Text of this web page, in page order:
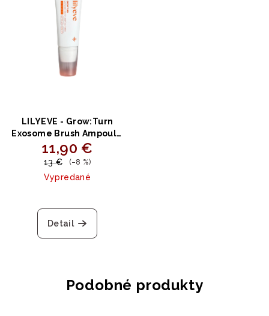
LILYEVE - Grow:Turn
Exosome Brush Ampoule
MINI - Ampoula pre
hustejšie a silnejšie vlasy
11,90 €
13 € (–8 %)
Vypredané
Detail
Podobné produkty